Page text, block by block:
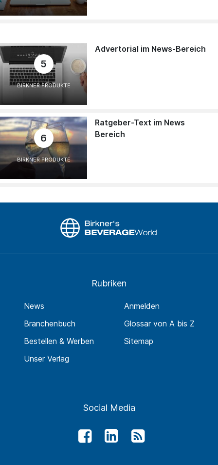
5
BIRKNER PRODUKTE
Advertorial im News-Bereich
6
BIRKNER PRODUKTE
Ratgeber-Text im News
Bereich
Rubriken
News
Branchenbuch
Bestellen & Werben
Unser Verlag
Anmelden
Glossar von A bis Z
Sitemap
Social Media